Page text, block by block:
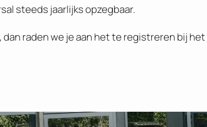
steeds jaarlijks opzegbaar.
raden we je aan het te registreren bij het